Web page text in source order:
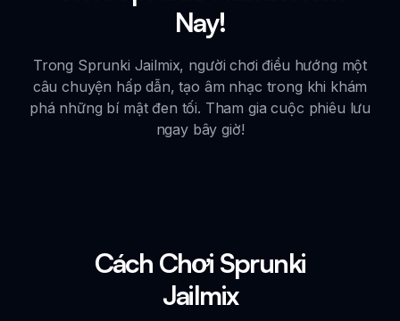
Nay!
Trong Sprunki Jailmix, người chơi điều hướng một
câu chuyện hấp dẫn, tạo âm nhạc trong khi khám
phá những bí mật đen tối. Tham gia cuộc phiêu lưu
ngay bây giờ!
Cách Chơi Sprunki
Jailmix